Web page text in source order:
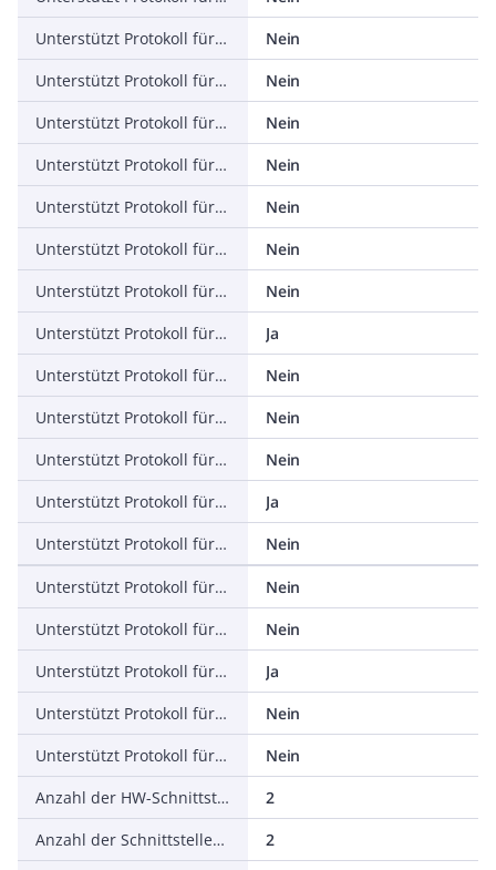
Unterstützt Protokoll für ASI
Nein
Unterstützt Protokoll für KNX
Nein
Unterstützt Protokoll für Modbus
Nein
Unterstützt Protokoll für Data-Highway
Nein
Unterstützt Protokoll für DeviceNet
Nein
Unterstützt Protokoll für SUCONET
Nein
Unterstützt Protokoll für LON
Nein
Unterstützt Protokoll für PROFINET IO
Ja
Unterstützt Protokoll für PROFINET CBA
Nein
Unterstützt Protokoll für SERCOS
Nein
Unterstützt Protokoll für Foundation Fieldbus
Nein
Unterstützt Protokoll für EtherNet/IP
Ja
Unterstützt Protokoll für AS-Interface Safety at Work
Nein
Unterstützt Protokoll für DeviceNet Safety
Nein
Unterstützt Protokoll für INTERBUS-Safety
Nein
Unterstützt Protokoll für PROFIsafe
Ja
Unterstützt Protokoll für SafetyBUS p
Nein
Unterstützt Protokoll für sonstige Bussysteme
Nein
Anzahl der HW-Schnittstellen Industrial Ethernet
2
Anzahl der Schnittstellen PROFINET
2